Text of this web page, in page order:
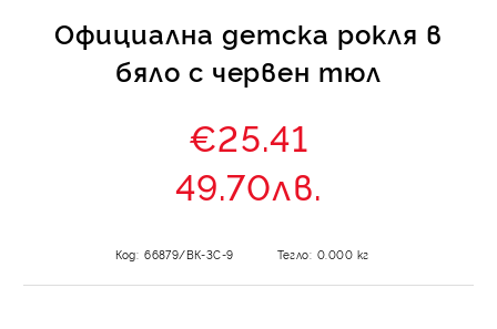
Официална детска рокля в
бяло с червен тюл
€25.41
49.70лв.
Код: 66879/ВК-3С-9 Тегло: 0.000 кг